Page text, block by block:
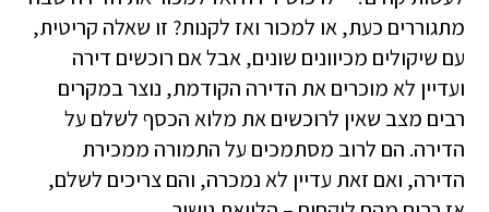
מתגוררים כעת, או למכור ואז לקנות? זו שאלה קריטית,
עם שיקולים מכיוונים שונים, אבל אם רוכשים דירה
ועדיין לא מוכרים את הדירה הקודמת, נוצר במקרים
רבים מצב שאין לרוכשים את מלוא הכסף לשלם על
הדירה. הם לרוב מסתמכים על התמורה ממכירת
הדירה, ואם זאת עדיין לא נמכרה, והם צריכים לשלם,